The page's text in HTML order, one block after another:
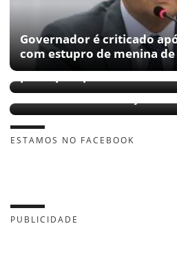
Governador é criticado
com estupro de menina de
Filha de cantor mata
presa pela polícia
Homem é preso suspeito
namorar com criança de
ESTAMOS NO FACEBOOK
PUBLICIDADE